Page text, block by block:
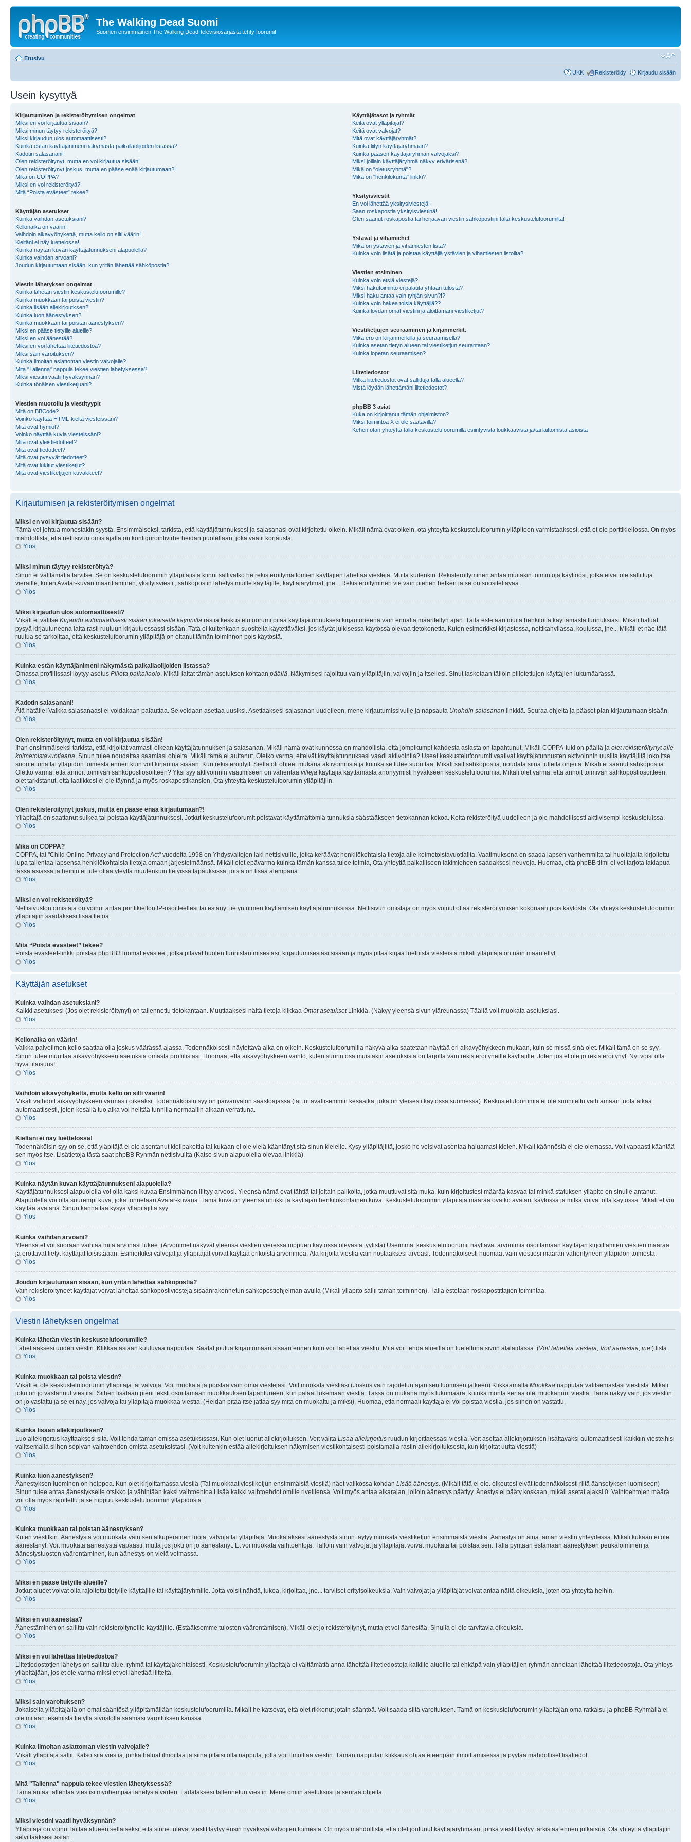
The Walking Dead Suomi
Suomen ensimmäinen The Walking Dead-televisiosarjasta tehty foorumi!
Etusivu
UKK Rekisteröidy Kirjaudu sisään
Usein kysyttyä
Kirjautumisen ja rekisteröitymisen ongelmat
Miksi en voi kirjautua sisään?
Miksi minun täytyy rekisteröityä?
Miksi kirjaudun ulos automaattisesti?
Kuinka estän käyttäjänimeni näkymästä paikallaolijoiden listassa?
Kadotin salasanani!
Olen rekisteröitynyt, mutta en voi kirjautua sisään!
Olen rekisteröitynyt joskus, mutta en pääse enää kirjautumaan?!
Mikä on COPPA?
Miksi en voi rekisteröityä?
Mitä “Poista evästeet” tekee?
Käyttäjän asetukset
Kuinka vaihdan asetuksiani?
Kellonaika on väärin!
Vaihdoin aikavyöhykettä, mutta kello on silti väärin!
Kieltäni ei näy luettelossa!
Kuinka näytän kuvan käyttäjätunnukseni alapuolella?
Kuinka vaihdan arvoani?
Joudun kirjautumaan sisään, kun yritän lähettää sähköpostia?
Viestin lähetyksen ongelmat
Kuinka lähetän viestin keskustelufoorumille?
Kuinka muokkaan tai poista viestin?
Kuinka lisään allekirjoutksen?
Kuinka luon äänestyksen?
Kuinka muokkaan tai poistan äänestyksen?
Miksi en pääse tietyille alueille?
Miksi en voi äänestää?
Miksi en voi lähettää liitetiedostoa?
Miksi sain varoituksen?
Kuinka ilmoitan asiattoman viestin valvojalle?
Mitä "Tallenna" nappula tekee viestien lähetyksessä?
Miksi viestini vaatii hyväksynnän?
Kuinka tönäisen viestiketjuani?
Viestien muotoilu ja viestityypit
Mitä on BBCode?
Voinko käyttää HTML-kieltä viesteissäni?
Mitä ovat hymiöt?
Voinko näyttää kuvia viesteissäni?
Mitä ovat yleistiedotteet?
Mitä ovat tiedotteet?
Mitä ovat pysyvät tiedotteet?
Mitä ovat lukitut viestiketjut?
Mitä ovat viestiketjujen kuvakkeet?
Käyttäjätasot ja ryhmät
Keitä ovat ylläpitäjät?
Keitä ovat valvojat?
Mitä ovat käyttäjäryhmät?
Kuinka liityn käyttäjäryhmään?
Kuinka pääsen käyttäjäryhmän valvojaksi?
Miksi joillain käyttäjäryhmä näkyy erivärisenä?
Mikä on "oletusryhmä"?
Mikä on "henkilökunta" linkki?
Yksityisviestit
En voi lähettää yksitysiviestejä!
Saan roskapostia yksityisviestinä!
Olen saanut roskapostia tai herjaavan viestin sähköpostiini tältä keskustelufoorumilta!
Ystävät ja vihamiehet
Mikä on ystävien ja vihamiesten lista?
Kuinka voin lisätä ja poistaa käyttäjiä ystävien ja vihamiesten listoilta?
Viestien etsiminen
Kuinka voin etsiä viestejä?
Miksi hakutoiminto ei palauta yhtään tulosta?
Miksi haku antaa vain tyhjän sivun?!?
Kuinka voin hakea toisia käyttäjiä??
Kuinka löydän omat viestini ja aloittamani viestiketjut?
Viestiketjujen seuraaminen ja kirjanmerkit.
Mikä ero on kirjanmerkillä ja seuraamisella?
Kuinka asetan tietyn alueen tai viestiketjun seurantaan?
Kuinka lopetan seuraamisen?
Liitetiedostot
Mitkä liitetiedostot ovat sallittuja tällä alueella?
Mistä löydän lähettämäni liitetiedostot?
phpBB 3 asiat
Kuka on kirjoittanut tämän ohjelmiston?
Miksi toimintoa X ei ole saatavilla?
Kehen otan yhteyttä tällä keskustelufoorumilla esiintyvistä loukkaavista ja/tai laittomista asioista
Kirjautumisen ja rekisteröitymisen ongelmat
Miksi en voi kirjautua sisään?
Tämä voi johtua monestakin syystä. Ensimmäiseksi, tarkista, että käyttäjätunnuksesi ja salasanasi ovat kirjoitettu oikein. Mikäli nämä ovat oikein, ota yhteyttä keskustelufoorumin ylläpitoon varmistaaksesi, että et ole porttikiellossa. On myös
mahdollista, että nettisivun omistajalla on konfigurointivirhe heidän puolellaan, joka vaatii korjausta.
Ylös
Miksi minun täytyy rekisteröityä?
Sinun ei välttämättä tarvitse. Se on keskustelufoorumin ylläpitäjistä kiinni sallivatko he rekisteröitymättömien käyttäjien lähettää viestejä. Mutta kuitenkin. Rekisteröityminen antaa muitakin toimintoja käyttöösi, jotka eivät ole sallittuja
vieraille, kuten Avatar-kuvan määrittäminen, yksityisviestit, sähköpostin lähetys muille käyttäjille, käyttäjäryhmät, jne... Rekisteröityminen vie vain pienen hetken ja se on suositeltavaa.
Ylös
Miksi kirjaudun ulos automaattisesti?
Mikäli et valitse Kirjaudu automaattisesti sisään jokaisella käynnillä rastia keskustelufoorumi pitää käyttäjätunnuksesi kirjautuneena vain ennalta määritellyn ajan. Tällä estetään muita henkilöitä käyttämästä tunnuksiasi. Mikäli haluat
pysyä kirjautuneena laita rasti ruutuun kirjautuessassi sisään. Tätä ei kuitenkaan suositella käytettäväksi, jos käytät julkisessa käytössä olevaa tietokonetta. Kuten esimerkiksi kirjastossa, nettikahvilassa, koulussa, jne... Mikäli et näe tätä
ruutua se tarkoittaa, että keskustelufoorumin ylläpitäjä on ottanut tämän toiminnon pois käytöstä.
Ylös
Kuinka estän käyttäjänimeni näkymästä paikallaolijoiden listassa?
Omassa profiilissasi löytyy asetus Piilota paikallaolo . Mikäli laitat tämän asetuksen kohtaan päällä . Näkymisesi rajoittuu vain ylläpitäjiin, valvojiin ja itsellesi. Sinut lasketaan tällöin piilotettujen käyttäjien lukumäärässä.
Ylös
Kadotin salasanani!
Älä hätäile! Vaikka salasanaasi ei voidakaan palauttaa. Se voidaan asettaa uusiksi. Asettaaksesi salasanan uudelleen, mene kirjautumissivulle ja napsauta Unohdin salasanan linkkiä. Seuraa ohjeita ja pääset pian kirjautumaan sisään.
Ylös
Olen rekisteröitynyt, mutta en voi kirjautua sisään!
Ihan ensimmäiseksi tarkista, että kirjoitat varmasti oikean käyttäjätunnuksen ja salasanan. Mikäli nämä ovat kunnossa on mahdollista, että jompikumpi kahdesta asiasta on tapahtunut. Mikäli COPPA-tuki on päällä ja olet rekisteröitynyt alle
kolmetoistavuotiaana . Sinun tulee noudattaa saamiasi ohjeita. Mikäli tämä ei auttanut. Oletko varma, etteivät käyttäjätunnuksesi vaadi aktivointia? Useat keskustelufoorumit vaativat käyttäjätunnusten aktivoinnin uusilta käyttäjiltä joko itse
suoritettuna tai ylläpidon toimesta ennen kuin voit kirjautua sisään. Kun rekisteröidyit. Siellä oli ohjeet mukana aktivoinnista ja kuinka se tulee suorittaa. Mikäli sait sähköpostia, noudata siinä tulleita ohjeita. Mikäli et saanut sähköpostia.
Oletko varma, että annoit toimivan sähköpostiosoitteen? Yksi syy aktivoinnin vaatimiseen on vähentää villejä käyttäjiä käyttämästä anonyymisti hyväkseen keskustelufoorumia. Mikäli olet varma, että annoit toimivan sähköpostiosoitteen,
olet tarkistanut, että laatikkosi ei ole täynnä ja myös roskapostikansion. Ota yhteyttä keskustelufoorumin ylläpitäjiin.
Ylös
Olen rekisteröitynyt joskus, mutta en pääse enää kirjautumaan?!
Ylläpitäjä on saattanut sulkea tai poistaa käyttäjätunnuksesi. Jotkut keskustelufoorumit poistavat käyttämättömiä tunnuksia säästääkseen tietokannan kokoa. Koita rekisteröityä uudelleen ja ole mahdollisesti aktiivisempi keskusteluissa.
Ylös
Mikä on COPPA?
COPPA, tai "Child Online Privacy and Protection Act" vuodelta 1998 on Yhdysvaltojen laki nettisivuille, jotka keräävät henkilökohtaisia tietoja alle kolmetoistavuotiailta. Vaatimuksena on saada lapsen vanhemmilta tai huoltajalta kirjoitettu
lupa tallentaa lapsensa henkilökohtaisia tietoja omaan järjestelmäänsä. Mikäli olet epävarma kuinka tämän kanssa tulee toimia, Ota yhteyttä paikalliseen lakimieheen saadaksesi neuvoja. Huomaa, että phpBB tiimi ei voi tarjota lakiapua
tässä asiassa ja heihin ei tule ottaa yteyttä muutenkuin tietyissä tapauksissa, joista on lisää alempana.
Ylös
Miksi en voi rekisteröityä?
Nettisivuston omistaja on voinut antaa porttikiellon IP-osoitteellesi tai estänyt tietyn nimen käyttämisen käyttäjätunnuksissa. Nettisivun omistaja on myös voinut ottaa rekisteröitymisen kokonaan pois käytöstä. Ota yhteys keskustelufoorumin
ylläpitäjiin saadaksesi lisää tietoa.
Ylös
Mitä “Poista evästeet” tekee?
Poista evästeet-linkki poistaa phpBB3 luomat evästeet, jotka pitävät huolen tunnistautmisestasi, kirjautumisestasi sisään ja myös pitää kirjaa luetuista viesteistä mikäli ylläpitäjä on näin määritellyt.
Ylös
Käyttäjän asetukset
Kuinka vaihdan asetuksiani?
Kaikki asetuksesi (Jos olet rekisteröitynyt) on tallennettu tietokantaan. Muuttaaksesi näitä tietoja klikkaa Omat asetuksetLinkkiä. (Näkyy yleensä sivun yläreunassa) Täällä voit muokata asetuksiasi.
Ylös
Kellonaika on väärin!
Vaikka palvelimen kello saattaa olla joskus väärässä ajassa. Todennäköisesti näytettävä aika on oikein. Keskustelufoorumilla näkyvä aika saatetaan näyttää eri aikavyöhykkeen mukaan, kuin se missä sinä olet. Mikäli tämä on se syy.
Sinun tulee muuttaa aikavyöhykkeen asetuksia omasta profiilistasi. Huomaa, että aikavyöhykkeen vaihto, kuten suurin osa muistakin asetuksista on tarjolla vain rekisteröityneille käyttäjille. Joten jos et ole jo rekisteröitynyt. Nyt voisi olla
hyvä tilaisuus!
Ylös
Vaihdoin aikavyöhykettä, mutta kello on silti väärin!
Mikäli vaihdoit aikavyöhykkeen varmasti oikeaksi. Todennäköisin syy on päivänvalon säästöajassa (tai tuttavallisemmin kesäaika, joka on yleisesti käytössä suomessa). Keskustelufoorumia ei ole suuniteltu vaihtamaan tuota aikaa
automaattisesti, joten kesällä tuo aika voi heittää tunnilla normaaliin aikaan verrattuna.
Ylös
Kieltäni ei näy luettelossa!
Todennäköisin syy on se, että yläpitäjä ei ole asentanut kielipakettia tai kukaan ei ole vielä kääntänyt sitä sinun kielelle. Kysy ylläpitäjiltä, josko he voisivat asentaa haluamasi kielen. Mikäli käännöstä ei ole olemassa. Voit vapaasti kääntää
sen myös itse. Lisätietoja tästä saat phpBB Ryhmän nettisivuilta (Katso sivun alapuolella olevaa linkkiä).
Ylös
Kuinka näytän kuvan käyttäjätunnukseni alapuolella?
Käyttäjätunnuksesi alapuolella voi olla kaksi kuvaa Ensimmäinen liittyy arvoosi. Yleensä nämä ovat tähtiä tai joitain palikoita, jotka muuttuvat sitä muka, kuin kirjoitustesi määrää kasvaa tai minkä statuksen ylläpito on sinulle antanut.
Alapuolella voi olla suurempi kuva, joka tunnetaan Avatar-kuvana. Tämä kuva on yleensä uniikki ja käyttäjän henkilökohtainen kuva. Keskustelufoorumin ylläpitäjä määrää ovatko avatarit käytössä ja mitkä voivat olla käytössä. Mikäli et voi
käyttää avataria. Sinun kannattaa kysyä ylläpitäjiltä syy.
Ylös
Kuinka vaihdan arvoani?
Yleensä et voi suoraan vaihtaa mitä arvonasi lukee. (Arvonimet näkyvät yleensä viestien vieressä riippuen käytössä olevasta tyylistä) Useimmat keskustelufoorumit näyttävät arvonimiä osoittamaan käyttäjän kirjoittamien viestien määrää
ja erottavat tietyt käyttäjät toisistaaan. Esimerkiksi valvojat ja ylläpitäjät voivat käyttää erikoista arvonimeä. Älä kirjoita viestiä vain nostaaksesi arvoasi. Todennäköisesti huomaat vain viestiesi määrän vähentyneen ylläpidon toimesta.
Ylös
Joudun kirjautumaan sisään, kun yritän lähettää sähköpostia?
Vain rekisteröityneet käyttäjät voivat lähettää sähköpostiviestejä sisäänrakennetun sähköpostiohjelman avulla (Mikäli ylläpito sallii tämän toiminnon). Tällä estetään roskapostittajien toimintaa.
Ylös
Viestin lähetyksen ongelmat
Kuinka lähetän viestin keskustelufoorumille?
Lähettääksesi uuden viestin. Klikkaa asiaan kuuluvaa nappulaa. Saatat joutua kirjautumaan sisään ennen kuin voit lähettää viestin. Mitä voit tehdä alueilla on lueteltuna sivun alalaidassa. (Voit lähettää viestejä, Voit äänestää, jne. ) lista.
Ylös
Kuinka muokkaan tai poista viestin?
Mikäli et ole keskustelufoorumin ylläpitäjä tai valvoja. Voit muokata ja poistaa vain omia viestejäsi. Voit muokata viestiäsi (Joskus vain rajoitetun ajan sen luomisen jälkeen) Klikkaamalla Muokkaa nappulaa valitsemastasi viestistä. Mikäli
joku on jo vastannut viestiisi. Siihen lisätään pieni teksti osoittamaan muokkauksen tapahtuneen, kun palaat lukemaan viestiä. Tässä on mukana myös lukumäärä, kuinka monta kertaa olet muokannut viestiä. Tämä näkyy vain, jos viestiin
on jo vastattu ja se ei näy, jos valvoja tai ylläpitäjä muokkaa viestiä. (Heidän pitää itse jättää syy mitä on muokattu ja miksi). Huomaa, että normaali käyttäjä ei voi poistaa viestiä, jos siihen on vastattu.
Ylös
Kuinka lisään allekirjoutksen?
Luo allekirjoitus käyttääksesi sitä. Voit tehdä tämän omissa asetuksissasi. Kun olet luonut allekirjoituksen. Voit valita Lisää allekirjoitus ruudun kirjoittaessasi viestiä. Voit asettaa allekirjoituksen lisättäväksi automaattisesti kaikkiin viesteihisi
valitsemalla siihen sopivan vaihtoehdon omista asetuksistasi. (Voit kuitenkin estää allekirjoituksen näkymisen viestikohtaisesti poistamalla rastin allekirjoituksesta, kun kirjoitat uutta viestiä)
Ylös
Kuinka luon äänestyksen?
Äänestyksen luominen on helppoa. Kun olet kirjoittamassa viestiä (Tai muokkaat viestiketjun ensimmäistä viestiä) näet valikossa kohdan Lisää äänestys . (Mikäli tätä ei ole. oikeutesi eivät todennäköisesti riitä äänsetyksen luomiseen)
Sinun tulee antaa äänestykselle otsikko ja vähintään kaksi vaihtoehtoa Lisää kaikki vaihtoehdot omille riveillensä. Voit myös antaa aikarajan, jolloin äänestys päättyy. Änestys ei pääty koskaan, mikäli asetat ajaksi 0. Vaihtoehtojen määrä
voi olla myös rajoitettu ja se riippuu keskustelufoorumin ylläpidosta.
Ylös
Kuinka muokkaan tai poistan äänestyksen?
Kuten viestitkin. Äänestystä voi muokata vain sen alkuperäinen luoja, valvoja tai ylläpitäjä. Muokataksesi äänestystä sinun täytyy muokata viestiketjun ensimmäistä viestiä. Äänestys on aina tämän viestin yhteydessä. Mikäli kukaan ei ole
äänestänyt. Voit muokata äänestystä vapaasti, mutta jos joku on jo äänestänyt. Et voi muokata vaihtoehtoja. Tällöin vain valvojat ja ylläpitäjät voivat muokata tai poistaa sen. Tällä pyritään estämään äänestyksen peukaloiminen ja
äänestystuosten väärentäminen, kun äänestys on vielä voimassa.
Ylös
Miksi en pääse tietyille alueille?
Jotkut alueet voivat olla rajoitettu tietyille käyttäjille tai käyttäjäryhmille. Jotta voisit nähdä, lukea, kirjoittaa, jne... tarvitset erityisoikeuksia. Vain valvojat ja ylläpitäjät voivat antaa näitä oikeuksia, joten ota yhteyttä heihin.
Ylös
Miksi en voi äänestää?
Äänestäminen on sallittu vain rekisteröityneille käyttäjille. (Estääksemme tulosten väärentämisen). Mikäli olet jo rekisteröitynyt, mutta et voi äänestää. Sinulla ei ole tarvitavia oikeuksia.
Ylös
Miksi en voi lähettää liitetiedostoa?
Liitetiedostotjen lähetys on sallittu alue, ryhmä tai käyttäjäkohtaisesti. Keskustelufoorumin ylläpitäjä ei välttämättä anna lähettää liitetiedostoja kaikille alueille tai ehkäpä vain ylläpitäjien ryhmän annetaan lähettää liitetiedostoja. Ota yhteys
ylläpitäjään, jos et ole varma miksi et voi lähettää liitteitä.
Ylös
Miksi sain varoituksen?
Jokaisella ylläpitäjällä on omat sääntösä ylläpitämällään keskustelufoorumilla. Mikäli he katsovat, että olet rikkonut jotain sääntöä. Voit saada siitä varoituksen. Tämä on keskustelufoorumin ylläpitäjän oma ratkaisu ja phpBB Ryhmällä ei
ole mitään tekemistä tietyllä sivustolla saamasi varoituksen kanssa.
Ylös
Kuinka ilmoitan asiattoman viestin valvojalle?
Mikäli ylläpitäjä sallii. Katso sitä viestiä, jonka haluat ilmoittaa ja siinä pitäisi olla nappula, jolla voit ilmoittaa viestin. Tämän nappulan klikkaus ohjaa eteenpäin ilmoittamisessa ja pyytää mahdolliset lisätiedot.
Ylös
Mitä "Tallenna" nappula tekee viestien lähetyksessä?
Tämä antaa tallentaa viestisi myöhempää lähetystä varten. Ladataksesi tallennetun viestin. Mene omiin asetuksiisi ja seuraa ohjeita.
Ylös
Miksi viestini vaatii hyväksynnän?
Ylläpitäjä on voinut laittaa alueen sellaiseksi, että sinne tulevat viestit täytyy ensin hyväksyä valvojien toimesta. On myös mahdollista, että olet joutunut käyttäjäryhmään, jonka viestit täytyy tarkistaa ennen julkaisua. Ota yhteyttä ylläpitäjiin
selvittääksesi asian.